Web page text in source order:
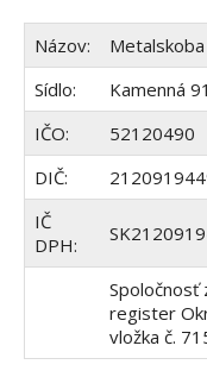
Názov:
Metalskoba
Sídlo:
Kamenná
IČO:
52120490
DIČ:
IČ
DPH:
Spoločnosť
register
vložka č.